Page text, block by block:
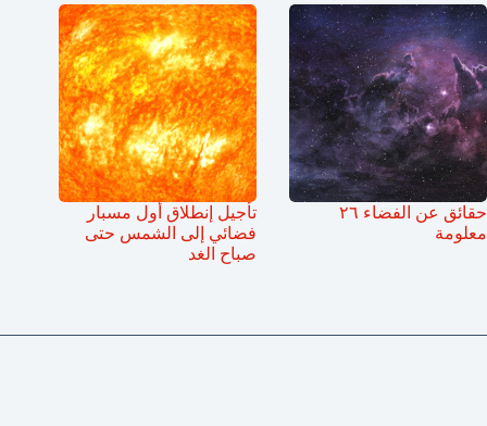
حقائق عن الفضاء ٢٦
معلومة
تأجيل إنطلاق أول مسبار
فضائي إلى الشمس حتى
صباح الغد